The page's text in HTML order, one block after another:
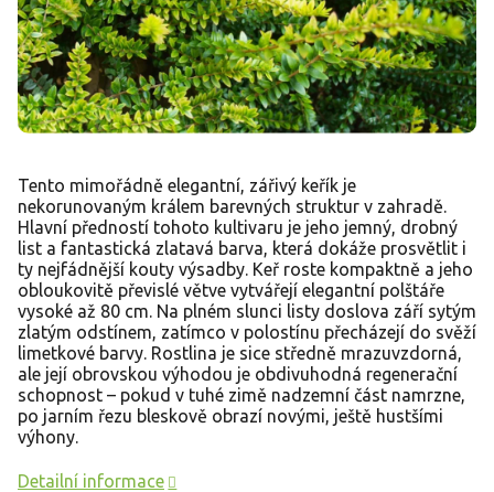
Tento mimořádně elegantní, zářivý keřík je
nekorunovaným králem barevných struktur v zahradě.
Hlavní předností tohoto kultivaru je jeho jemný, drobný
list a fantastická zlatavá barva, která dokáže prosvětlit i
ty nejfádnější kouty výsadby. Keř roste kompaktně a jeho
obloukovitě převislé větve vytvářejí elegantní polštáře
vysoké až 80 cm. Na plném slunci listy doslova září sytým
zlatým odstínem, zatímco v polostínu přecházejí do svěží
limetkové barvy. Rostlina je sice středně mrazuvzdorná,
ale její obrovskou výhodou je obdivuhodná regenerační
schopnost – pokud v tuhé zimě nadzemní část namrzne,
po jarním řezu bleskově obrazí novými, ještě hustšími
výhony.
Detailní informace